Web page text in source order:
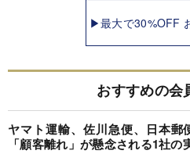
▶最大で30%OFF
おすすめの会
ヤマト運輸、佐川急便、日本
「顧客離れ」が懸念される1社の